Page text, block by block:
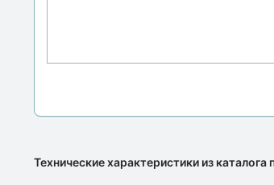
Технические характеристики из каталога